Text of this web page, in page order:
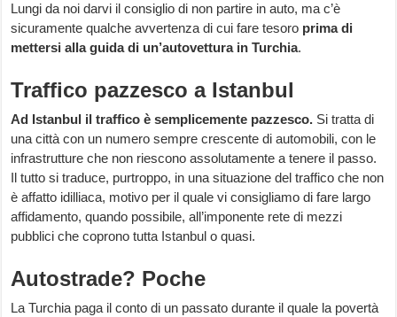
Lungi da noi darvi il consiglio di non partire in auto, ma c’è
sicuramente qualche avvertenza di cui fare tesoro prima di
mettersi alla guida di un’autovettura in Turchia.
Traffico pazzesco a Istanbul
Ad Istanbul il traffico è semplicemente pazzesco. Si tratta di
una città con un numero sempre crescente di automobili, con le
infrastrutture che non riescono assolutamente a tenere il passo.
Il tutto si traduce, purtroppo, in una situazione del traffico che non
è affatto idilliaca, motivo per il quale vi consigliamo di fare largo
affidamento, quando possibile, all’imponente rete di mezzi
pubblici che coprono tutta Istanbul o quasi.
Autostrade? Poche
La Turchia paga il conto di un passato durante il quale la povertà